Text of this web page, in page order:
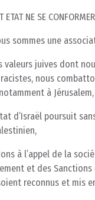
ETAT NE SE
sommes une
valeurs juives dont
nous
à
d’Israël poursuit
à l’appel de la
et des
reconnus et mis